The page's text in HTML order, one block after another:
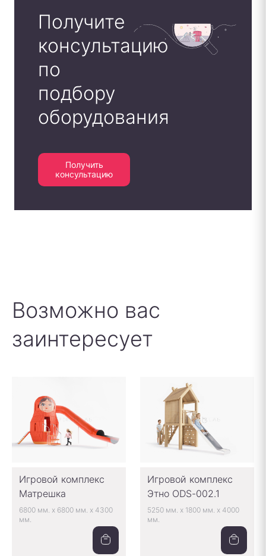
Получите
консультацию
по
подбору
оборудования
Получить
консультацию
Возможно вас
заинтересует
Игровой комплекс
Матрешка
6800 мм. x 6800 мм. x 4300
мм.
Игровой комплекс
Этно ODS-002.1
5250 мм. x 1800 мм. x 4000
мм.